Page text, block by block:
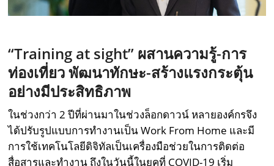
“Training at sight” ผสานความรู้-การ
ท่องเที่ยว พัฒนาทักษะ-สร้างแรงกระตุ้น
อย่างมีประสิทธิภาพ
ในช่วงกว่า 2 ปีที่ผ่านมาในช่วงล็อกดาวน์ หลายองค์กรจึง
ได้ปรับรูปแบบการทำงานเป็น Work From Home และมี
การใช้เทคโนโลยีดิจิทัลเป็นเครื่องมือช่วยในการติดต่อ
สื่อสารและทำงาน ถึงในวันนี้ในยุคที่ COVID-19 เริ่ม